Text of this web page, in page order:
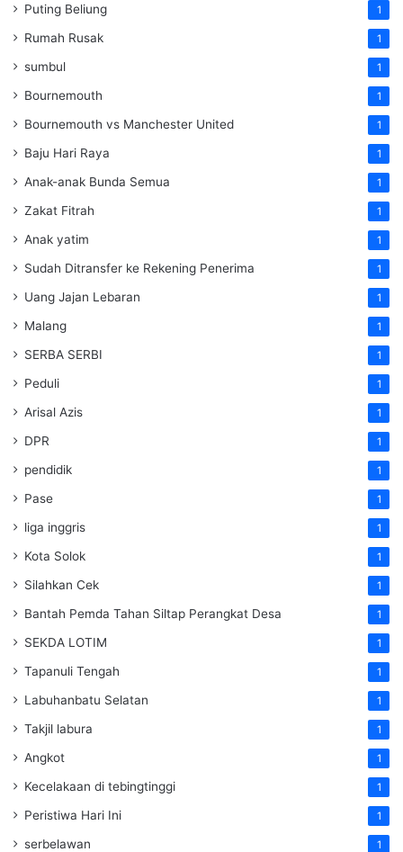
Puting Beliung 1
Rumah Rusak 1
sumbul 1
Bournemouth 1
Bournemouth vs Manchester United 1
Baju Hari Raya 1
Anak-anak Bunda Semua 1
Zakat Fitrah 1
Anak yatim 1
Sudah Ditransfer ke Rekening Penerima 1
Uang Jajan Lebaran 1
Malang 1
SERBA SERBI 1
Peduli 1
Arisal Azis 1
DPR 1
pendidik 1
Pase 1
liga inggris 1
Kota Solok 1
Silahkan Cek 1
Bantah Pemda Tahan Siltap Perangkat Desa 1
SEKDA LOTIM 1
Tapanuli Tengah 1
Labuhanbatu Selatan 1
Takjil labura 1
Angkot 1
Kecelakaan di tebingtinggi 1
Peristiwa Hari Ini 1
serbelawan 1